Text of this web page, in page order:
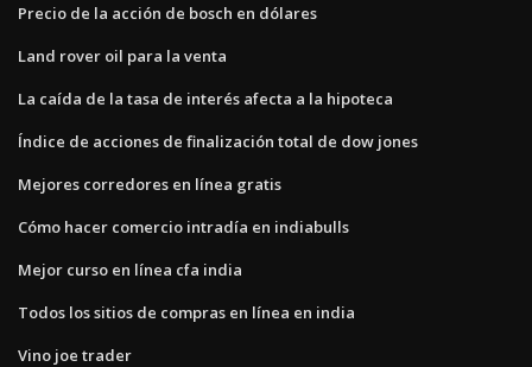
Precio de la acción de bosch en dólares
Land rover oil para la venta
La caída de la tasa de interés afecta a la hipoteca
Índice de acciones de finalización total de dow jones
Mejores corredores en línea gratis
Cómo hacer comercio intradía en indiabulls
Mejor curso en línea cfa india
Todos los sitios de compras en línea en india
Vino joe trader